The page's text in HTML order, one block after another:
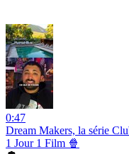
0:47
Dream Makers, la série
1 Jour 1 Film 🍿